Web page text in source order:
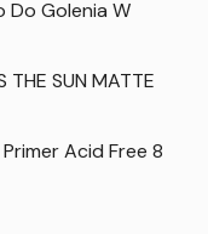
Do Golenia W
THE SUN MATTE
Acid Free 8